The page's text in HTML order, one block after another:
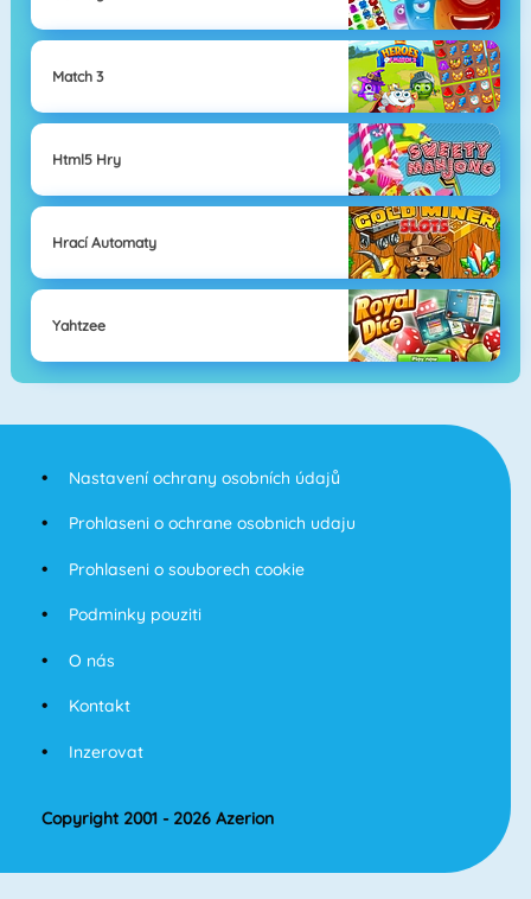
Match 3
Html5 Hry
Hrací Automaty
Yahtzee
Nastavení ochrany osobních údajů
Prohlaseni o ochrane osobnich udaju
Prohlaseni o souborech cookie
Podminky pouziti
O nás
Kontakt
Inzerovat
Copyright 2001 - 2026 Azerion